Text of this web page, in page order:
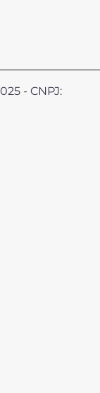
- CNPJ: